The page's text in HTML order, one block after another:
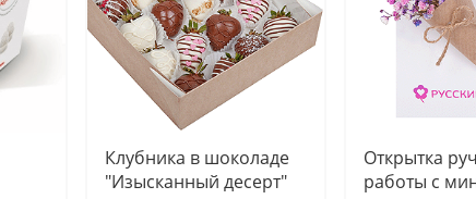
Клубника в шоколаде
"Изысканный десерт"
Открытка
работы с